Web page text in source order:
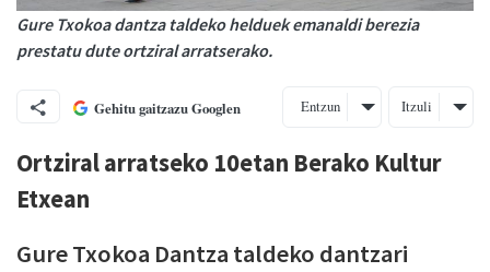
Gure Txokoa dantza taldeko helduek emanaldi berezia
prestatu dute ortziral arratserako.
Gehitu gaitzazu Googlen Entzun Itzuli
Ortziral arratseko 10etan Berako Kultur
Etxean
Gure Txokoa Dantza taldeko dantzari